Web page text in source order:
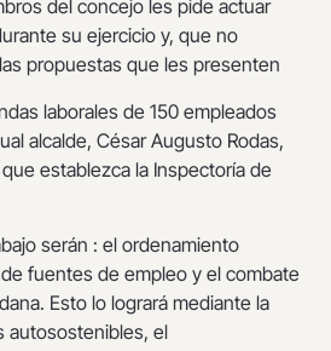
del concejo les pide actuar
su ejercicio y, que no
propuestas que les presenten
laborales de 150 empleados
alcalde, César Augusto Rodas,
establezca la Inspectoría de
serán : el ordenamiento
fuentes de empleo y el combate
Esto lo logrará mediante la
autosostenibles, el